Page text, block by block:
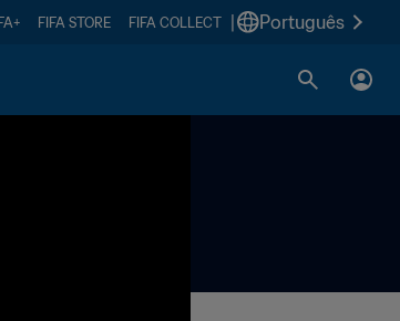
FIFA STORE FIFA COLLECT Português